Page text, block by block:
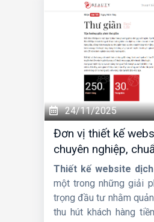
24/11/2025
Đơn vị thiết kế
chuyên nghiệp,
Thiết kế website
một trong những giải
trọng đầu tư nhằm
thu hút khách hàng